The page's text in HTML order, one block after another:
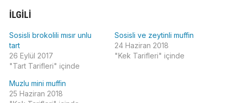
İLGILI
Sosisli brokolili mısır unlu
tart
26 Eylül 2017
"Tart Tarifleri" içinde
Sosisli ve zeytinli muffin
24 Haziran 2018
"Kek Tarifleri" içinde
Muzlu mini muffin
25 Haziran 2018